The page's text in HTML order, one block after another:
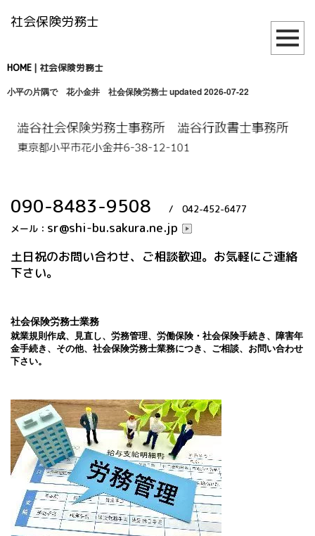
社会保険労務士
HOME | 社会保険労務士
小平の片隅で 花小金井 社会保険労務士updated 2026-07-22
090-8483-9508
/ 042-452-6477
メール： sr@shi-bu.sakura.ne.jp
土日祝のお問い合わせ、ご相談歓迎。お気軽にご連絡
下さい。
社会保険労務士業務
就業規則作成、見直し、労務管理、労働保険・社会保険手続き、障害年
金手続き、その他、社会保険労務士業務につき、ご相談、お問い合わせ
下さい。